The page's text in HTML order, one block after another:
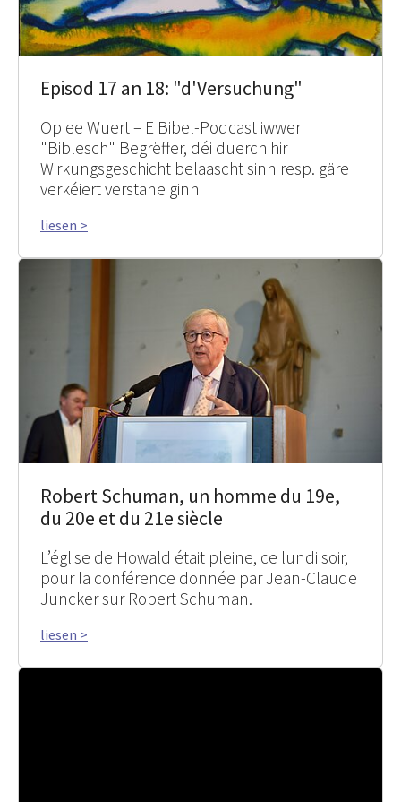
Episod 17 an 18: "d'Versuchung"
Op ee Wuert – E Bibel-Podcast iwwer
"Biblesch" Begrëffer, déi duerch hir
Wirkungsgeschicht belaascht sinn resp. gäre
verkéiert verstane ginn
liesen >
Robert Schuman, un homme du 19e,
du 20e et du 21e siècle
L’église de Howald était pleine, ce lundi soir,
pour la conférence donnée par Jean-Claude
Juncker sur Robert Schuman.
liesen >